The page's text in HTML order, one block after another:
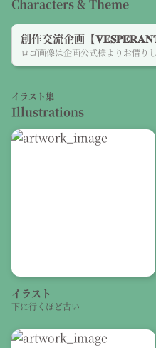
Characters & Theme
創作交流企画【
ロゴ画像は企画公式様よりお借り
イラスト集
Illustrations
イラスト
下に行くほど古い